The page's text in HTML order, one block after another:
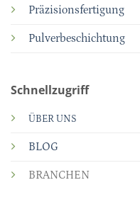
Präzisionsfertigung
Pulverbeschichtung
Schnellzugriff
ÜBER UNS
BLOG
BRANCHEN